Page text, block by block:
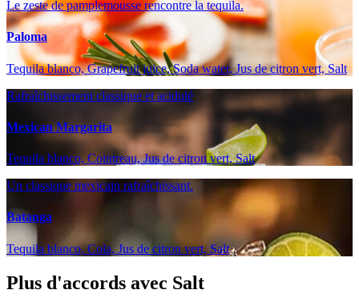
Le zeste de pamplemousse rencontre la tequila.
Paloma
Tequila blanco, Grapefruit juice, Soda water, Jus de citron vert, Salt
Rafraîchissement classique et acidulé
Mexican Margarita
Tequila blanco, Cointreau, Jus de citron vert, Salt
Un classique mexicain rafraîchissant.
Batanga
Tequila blanco, Cola, Jus de citron vert, Salt
Plus d'accords avec Salt